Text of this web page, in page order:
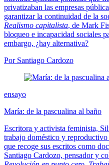
privatizaban las empresas
garantizar la continuidad de la
Realismo capitalista, de Mark
bloqueo e incapacidad sociales
embargo, ¿hay alternativa?
Por Santiago Cardozo
ensayo
María: de la pascualina al baño
Escritora y activista feminista,
trabajo doméstico y
que recoge sus escritos como
Santiago Cardozo, pensador y